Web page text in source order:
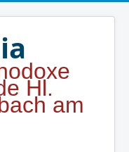
Hl.
am